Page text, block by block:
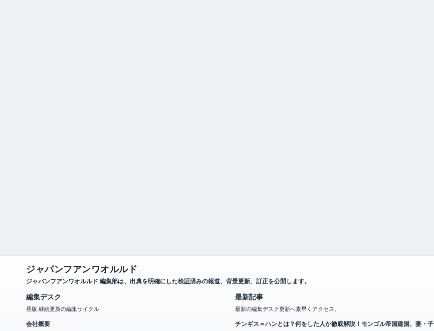
ジャパンフアンワオルルド
ジャパンフアンワオルルド 編集部は、出典を明確にした検証済みの報道、背景更新、訂正を公開します。
編集デスク
昼版 継続更新の編集サイクル
会社概要
最新記事
最新の編集デスク更新へ素早くアクセス。
チンギス＝ハンとは？何をした人か徹底解説！モンゴル帝国建国、妻・子